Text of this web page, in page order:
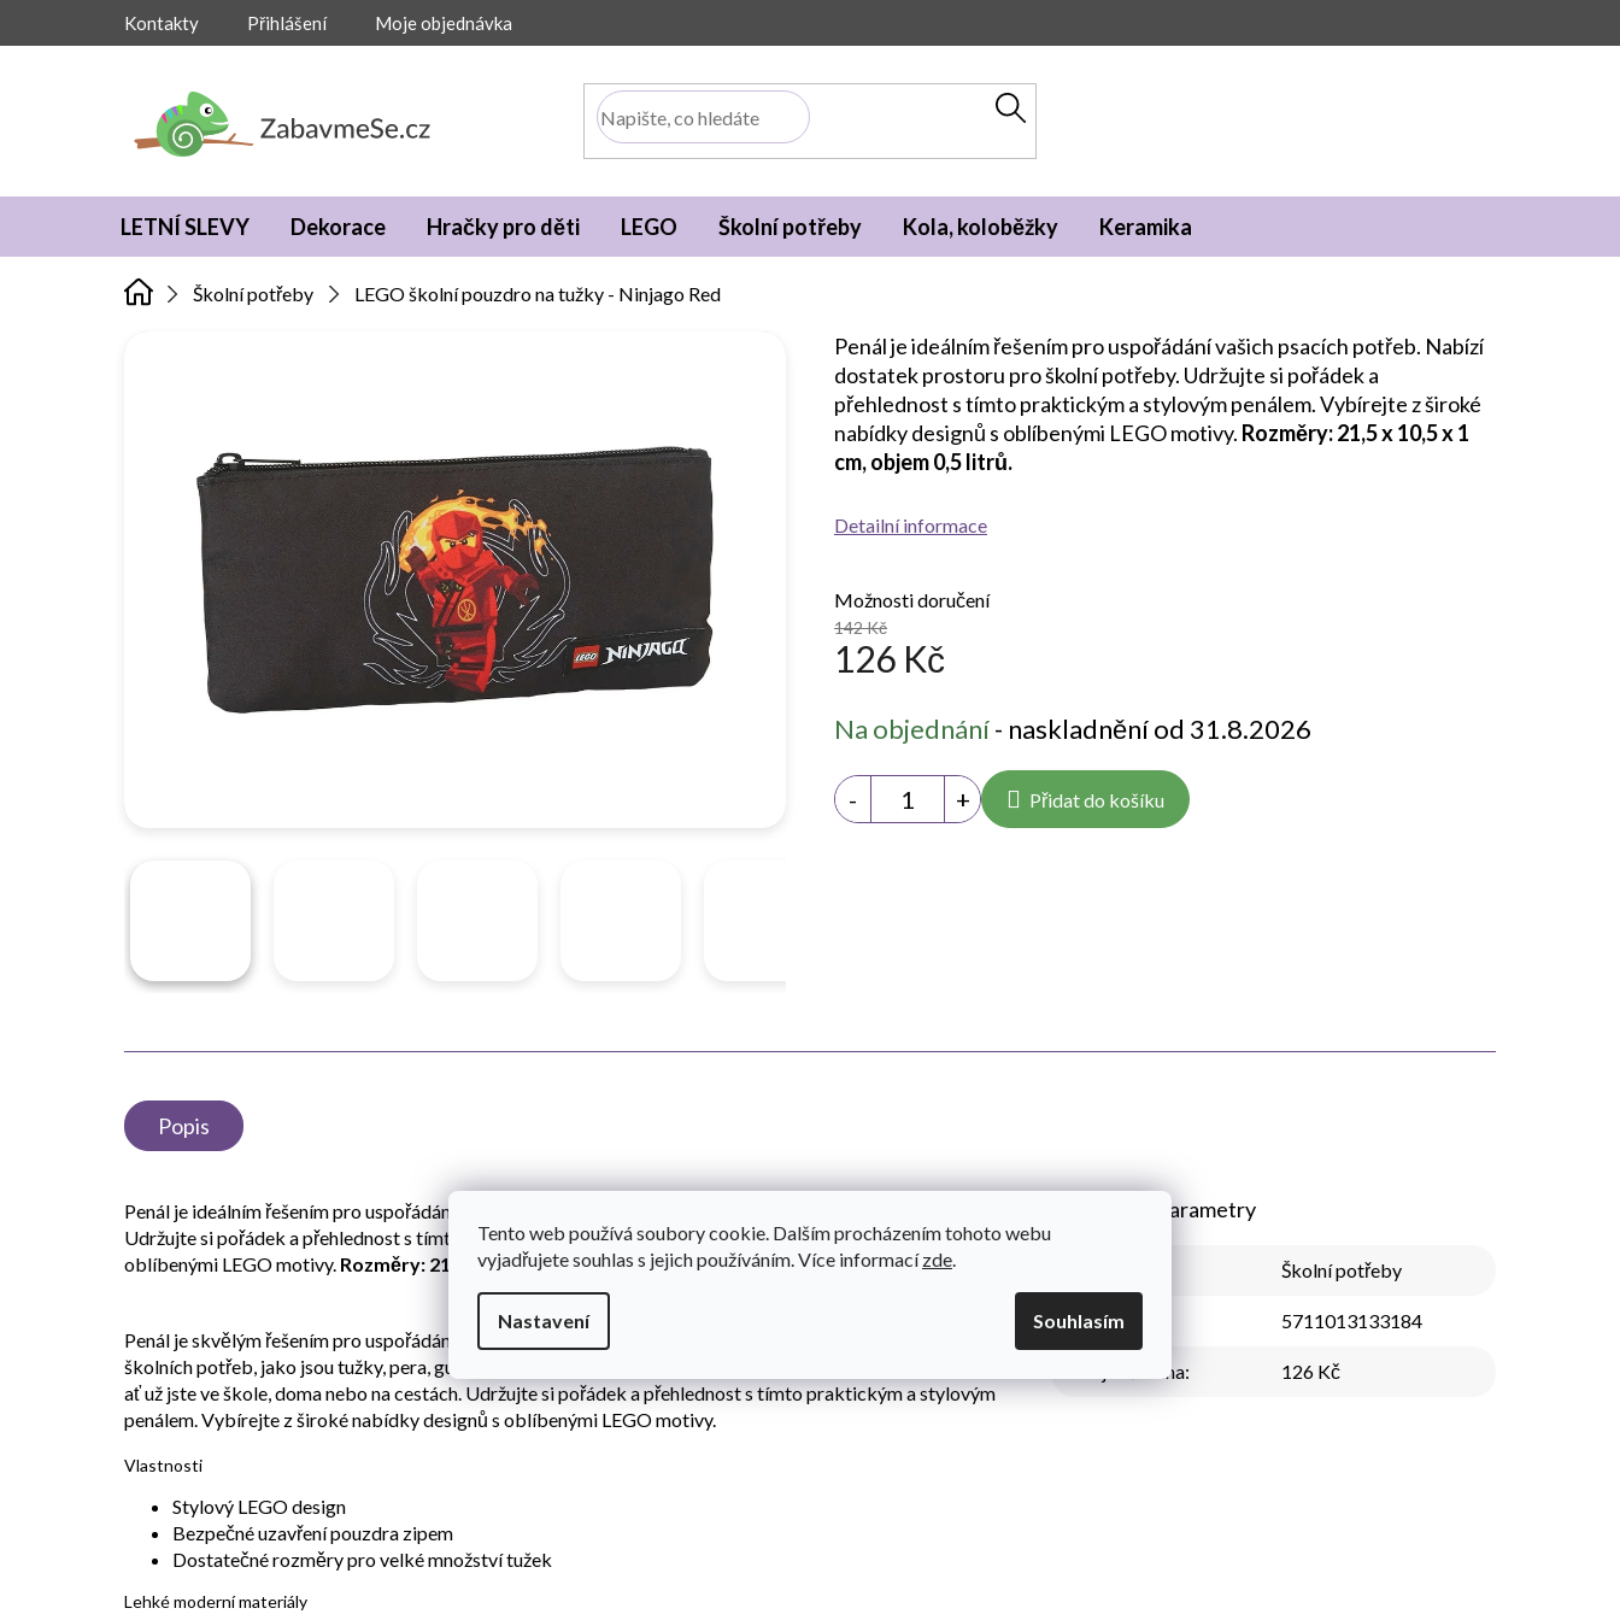
Tento web používá soubory cookie. Dalším procházením tohoto webu
vyjadřujete souhlas s jejich používáním. Více informacízde.
Nastavení Souhlasím
Kontakty Přihlášení Moje objednávka
LETNÍ SLEVY Dekorace Hračky pro děti LEGO Školní potřeby Kola, koloběžky Keramika
Školní potřeby LEGO školní pouzdro na tužky - Ninjago Red
142 Kč
126 Kč
cena:
Na objednání- naskladnění od 31.8.2026
Možnosti doručení
Přidat do košíku
Penál je ideálním řešením pro uspořádání vašich psacích potřeb. Nabízí
dostatek prostoru pro školní potřeby. Udržujte si pořádek a
přehlednost s tímto praktickým a stylovým penálem. Vybírejte z široké
nabídky designů s oblíbenými LEGO motivy. Rozměry: 21,5 x 10,5 x 1
cm, objem 0,5 litrů.
Detailní informace
Popis
Penál je ideálním řešením pro uspořádání vašich psacích potřeb. Nabízí dostatek prostoru pro školní potřeby.
Udržujte si pořádek a přehlednost s tímto praktickým a stylovým penálem. Vybírejte z široké nabídky designů s
oblíbenými LEGO motivy. Rozměry: 21,5 x 10,5 x 1 cm, objem 0,5 litrů.
Penál je skvělým řešením pro uspořádání vašich nezbytných psacích potřeb. Nabízí dostatek prostoru pro uložení
školních potřeb, jako jsou tužky, pera, gumy a další. S tímto penálem budete mít vaše psací potřeby vždy po ruce,
ať už jste ve škole, doma nebo na cestách. Udržujte si pořádek a přehlednost s tímto praktickým a stylovým
penálem. Vybírejte z široké nabídky designů s oblíbenými LEGO motivy.
Vlastnosti
Stylový LEGO design
Bezpečné uzavření pouzdra zipem
Dostatečné rozměry pro velké množství tužek
Lehké moderní materiály
Doplňkové parametry
Školní potřeby
EAN: 5711013133184
Nejnižší cena: 126 Kč